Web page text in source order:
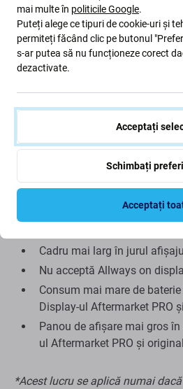
Avantaje:
Preț scăzut
Folosind tehnologia LCD
Suprafață de afișare mai
Marginea inferioară puțin
Nu se poate afișa negru
Luminozitate redusă
Rezoluție mai mică
Cadru mai larg în jurul
Nu acceptă Allways on
Consum mai mare de
Display-ul Aftermarket PRO
Panou de afișare mai gros
ul Aftermarket PRO și
*Acest lucru se aplică numai
mai multe în politicile Google.
Puteți alege ce tipuri de cookie-uri și
permiteți făcând clic pe butonul
s-ar putea să nu funcționeze corect
dezactivate.
Acceptați
Schimbați
Acceptați